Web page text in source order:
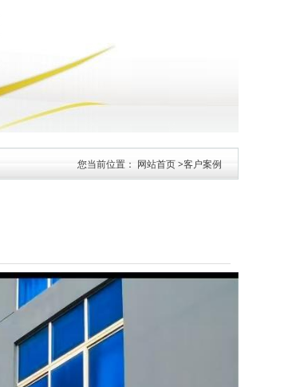
您当前位置： 网站首页>客户案例